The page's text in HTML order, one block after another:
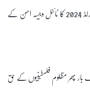
مس پاکستان ورلڈ 2024 کا ٹائٹل وجیہہ احسن کے
پھر مظلوم فلسطینیوں کے حق